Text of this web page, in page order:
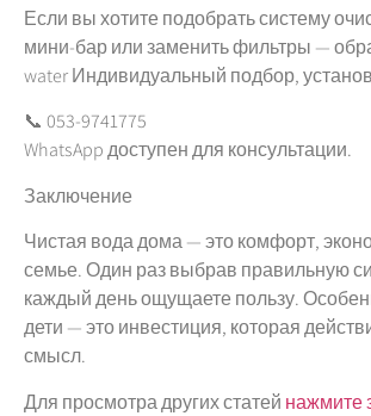
Если вы хотите подобрать систему
мини-бар или заменить фильтры —
water Индивидуальный подбор,
📞 053-9741775
WhatsApp доступен для консультации.
Заключение
Чистая вода дома — это комфорт,
семье. Один раз выбрав правильную
каждый день ощущаете пользу.
дети — это инвестиция, которая
смысл.
Для просмотра других статей нажмите